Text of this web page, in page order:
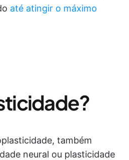
até atingir o máximo
também
neural ou plasticidade